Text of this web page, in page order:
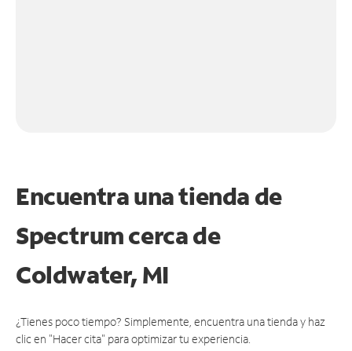
Encuentra una tienda de
Spectrumcerca de
Coldwater, MI
¿Tienes poco tiempo? Simplemente, encuentra una tienda y haz
clic en "Hacer cita" para optimizar tu experiencia.